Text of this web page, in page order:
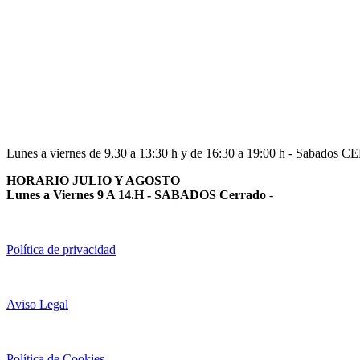
Lunes a viernes de 9,30 a 13:30 h y de 16:30 a 19:00 h - Sabados
HORARIO JULIO Y AGOSTO
Lunes a Viernes 9 A 14.H - SABADOS Cerrado -
Política de privacidad
Aviso Legal